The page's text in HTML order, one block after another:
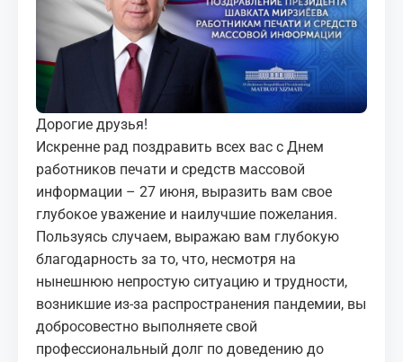
МЕДИА
КОРТЫ
КОНТАКТЫ
UZ-PIN
Дорогие друзья!
Искренне рад поздравить всех вас с Днем
работников печати и средств массовой
информации – 27 июня, выразить вам свое
глубокое уважение и наилучшие пожелания.
Пользуясь случаем, выражаю вам глубокую
благодарность за то, что, несмотря на
нынешнюю непростую ситуацию и трудности,
возникшие из-за распространения пандемии, вы
добросовестно выполняете свой
профессиональный долг по доведению до